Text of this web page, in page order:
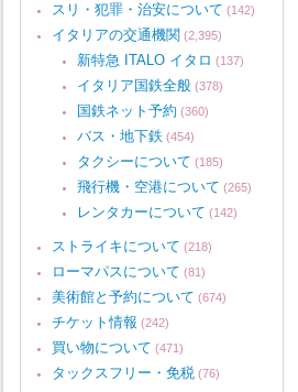
スリ・犯罪・治安について (142)
イタリアの交通機関 (2,395)
新特急 ITALO イタロ (137)
イタリア国鉄全般 (378)
国鉄ネット予約 (360)
バス・地下鉄 (454)
タクシーについて (185)
飛行機・空港について (265)
レンタカーについて (142)
ストライキについて (218)
ローマパスについて (81)
美術館と予約について (674)
チケット情報 (242)
買い物について (471)
タックスフリー・免税 (76)